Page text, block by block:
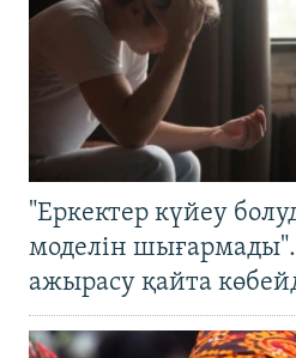
"Еркектер күйеу
моделін шығармады".
ажырасу қайта